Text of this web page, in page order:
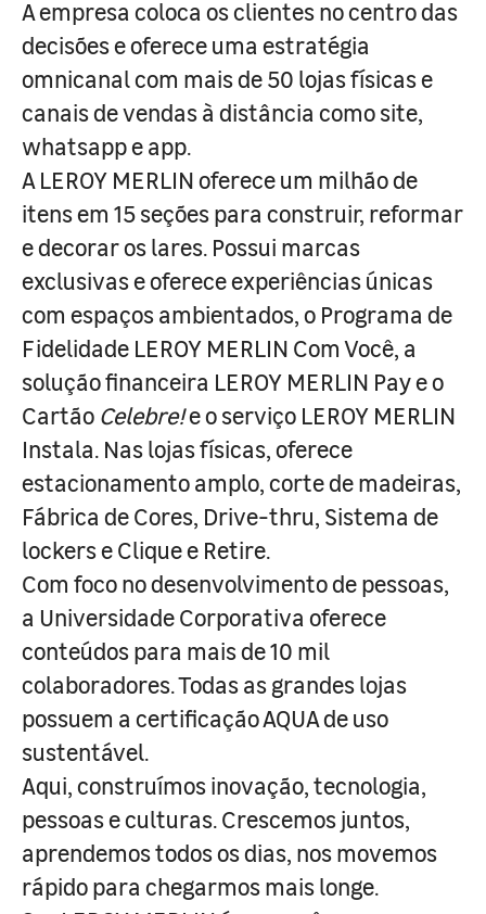
A empresa coloca os clientes no centro das
decisões e oferece uma estratégia
omnicanal com mais de 50 lojas físicas e
canais de vendas à distância como site,
whatsapp e app.
A LEROY MERLIN oferece um milhão de
itens em 15 seções para construir, reformar
e decorar os lares. Possui marcas
exclusivas e oferece experiências únicas
com espaços ambientados, o Programa de
Fidelidade LEROY MERLIN Com Você, a
solução financeira LEROY MERLIN Pay e o
Cartão Celebre!e o serviço LEROY MERLIN
Instala. Nas lojas físicas, oferece
estacionamento amplo, corte de madeiras,
Fábrica de Cores, Drive-thru, Sistema de
lockers e Clique e Retire.
Com foco no desenvolvimento de pessoas,
a Universidade Corporativa oferece
conteúdos para mais de 10 mil
colaboradores. Todas as grandes lojas
possuem a certificação AQUA de uso
sustentável.
Aqui, construímos inovação, tecnologia,
pessoas e culturas. Crescemos juntos,
aprendemos todos os dias, nos movemos
rápido para chegarmos mais longe.